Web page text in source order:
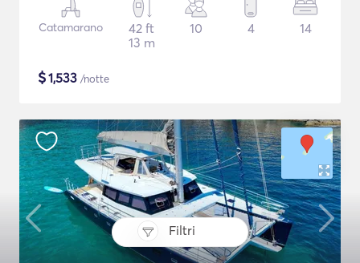
Filtri
Catamarano
42 ft
13 m
10 4 14
$1,533 /notte